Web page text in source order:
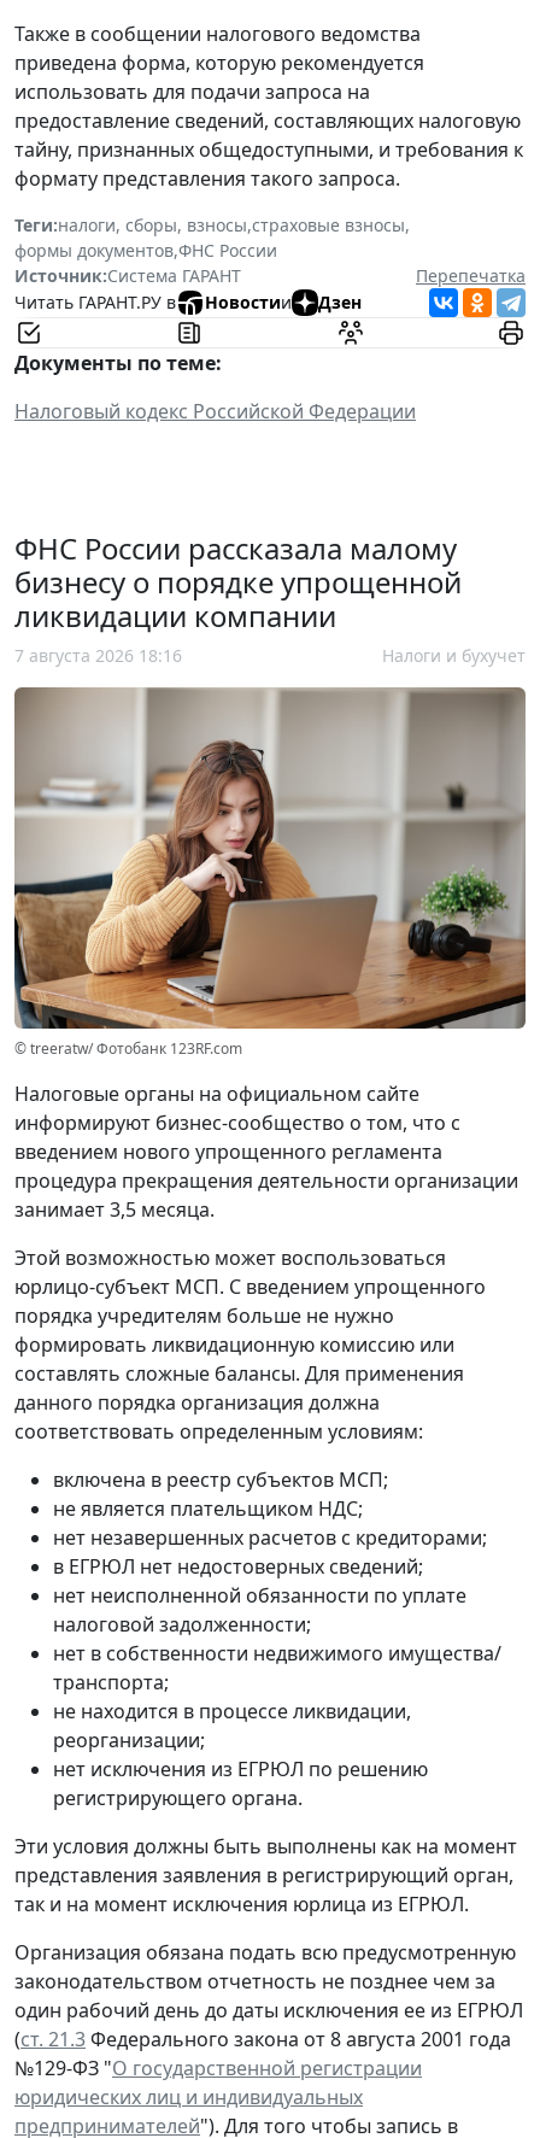
Также в сообщении налогового ведомства
приведена форма, которую рекомендуется
использовать для подачи запроса на
предоставление сведений, составляющих налоговую
тайну, признанных общедоступными, и требования к
формату представления такого запроса.
Теги:налоги, сборы, взносы,страховые взносы,
формы документов,ФНС России
Источник:Система ГАРАНТ
Перепечатка
Читать ГАРАНТ.РУ в
Новостии Дзен
Документы по теме:
Налоговый кодекс Российской Федерации
ФНС России рассказала малому
бизнесу о порядке упрощенной
ликвидации компании
7 августа 2026 18:16 Налоги и бухучет
© treeratw/ Фотобанк 123RF.com
Налоговые органы на официальном сайте
информируют бизнес-сообщество о том, что с
введением нового упрощенного регламента
процедура прекращения деятельности организации
занимает 3,5 месяца.
Этой возможностью может воспользоваться
юрлицо-субъект МСП. С введением упрощенного
порядка учредителям больше не нужно
формировать ликвидационную комиссию или
составлять сложные балансы. Для применения
данного порядка организация должна
соответствовать определенным условиям:
включена в реестр субъектов МСП;
не является плательщиком НДС;
нет незавершенных расчетов с кредиторами;
в ЕГРЮЛ нет недостоверных сведений;
нет неисполненной обязанности по уплате
налоговой задолженности;
нет в собственности недвижимого имущества/
транспорта;
не находится в процессе ликвидации,
реорганизации;
нет исключения из ЕГРЮЛ по решению
регистрирующего органа.
Эти условия должны быть выполнены как на момент
представления заявления в регистрирующий орган,
так и на момент исключения юрлица из ЕГРЮЛ.
Организация обязана подать всю предусмотренную
законодательством отчетность не позднее чем за
один рабочий день до даты исключения ее из ЕГРЮЛ
(ст. 21.3Федерального закона от 8 августа 2001 года
№129-ФЗ "О государственной регистрации
юридических лиц и индивидуальных
предпринимателей"). Для того чтобы запись в